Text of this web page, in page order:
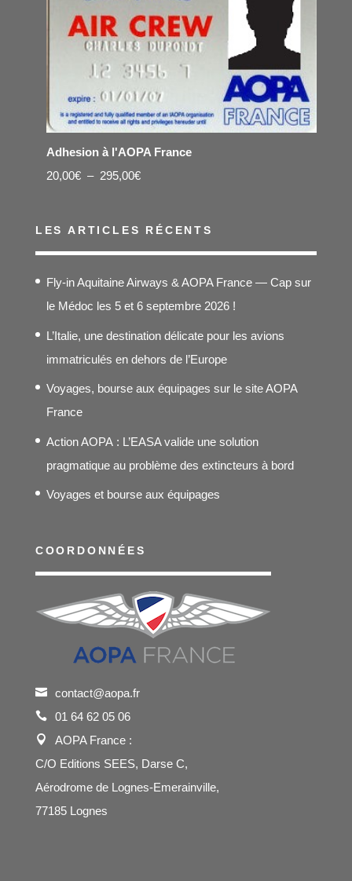
Adhesion à l'AOPA France
20,00€ – 295,00€Plage
prix :
295,00€
LES ARTICLES RÉCENTS
Fly-in Aquitaine Airways & AOPA France — Cap sur
le Médoc les 5 et 6 septembre 2026 !
L’Italie, une destination délicate pour les avions
immatriculés en dehors de l’Europe
Voyages, bourse aux équipages sur le site AOPA
France
Action AOPA : L’EASA valide une solution
pragmatique au problème des extincteurs à bord
Voyages et bourse aux équipages
COORDONNÉES
contact@aopa.fr
01 64 62 05 06
AOPA France :
C/O Editions SEES, Darse C,
Aérodrome de Lognes-Emerainville,
77185 Lognes